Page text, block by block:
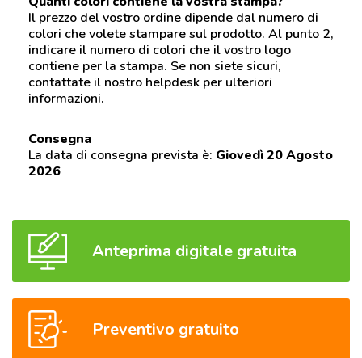
Il prezzo del vostro ordine dipende dal numero di
colori che volete stampare sul prodotto. Al punto 2,
indicare il numero di colori che il vostro logo
contiene per la stampa. Se non siete sicuri,
contattate il nostro helpdesk per ulteriori
informazioni.
Consegna
La data di consegna prevista è: Giovedì 20 Agosto
2026
Anteprima digitale gratuita
Preventivo gratuito